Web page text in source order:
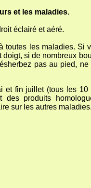
et les maladies.
éclairé et aéré.
toutes les maladies. Si
si de nombreux
pas au pied,
et fin juillet (tous les
des produits
sur les autres